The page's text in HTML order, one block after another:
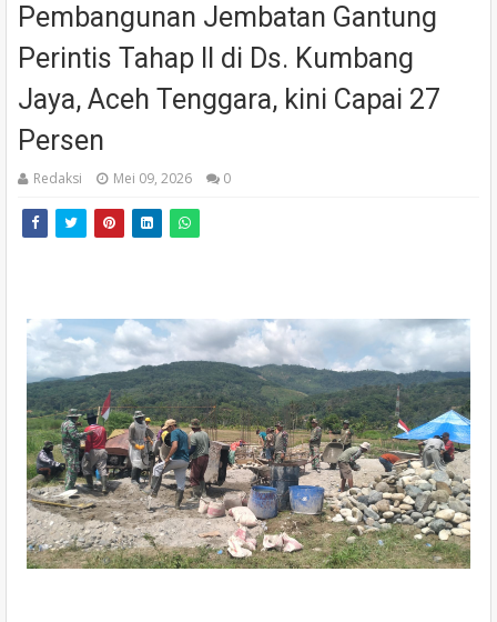
Pembangunan Jembatan Gantung
Perintis Tahap II di Ds. Kumbang
Jaya, Aceh Tenggara, kini Capai 27
Persen
Redaksi Mei 09, 2026 0